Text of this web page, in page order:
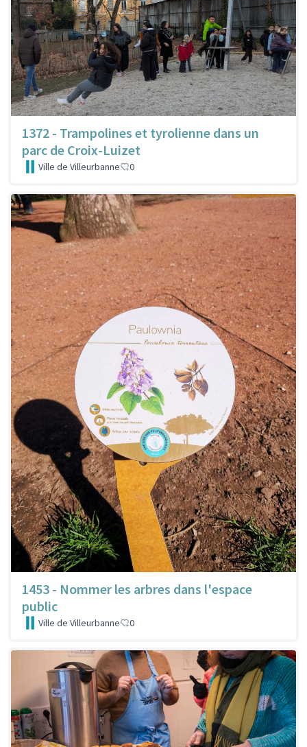
1372 - Trampolines et tyrolienne dans un
parc de Croix-Luizet
Ville de Villeurbanne 0
1453 - Nommer les arbres dans l'espace
public
Ville de Villeurbanne 0